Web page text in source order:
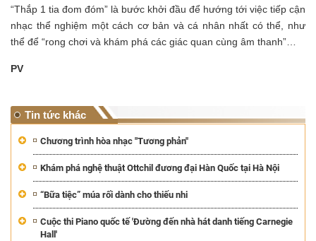
“Thắp 1 tia đom đóm” là bước khởi đầu để hướng tới việc tiếp cận
nhạc thể nghiệm một cách cơ bản và cá nhân nhất có thể, như
thể để “rong chơi và khám phá các giác quan cùng âm thanh”…
PV
Tin tức khác
Chương trình hòa nhạc "Tương phản"
Khám phá nghệ thuật Ottchil đương đại Hàn Quốc tại Hà Nội
“Bữa tiệc” múa rối dành cho thiếu nhi
Cuộc thi Piano quốc tế 'Đường đến nhà hát danh tiếng Carnegie
Hall'